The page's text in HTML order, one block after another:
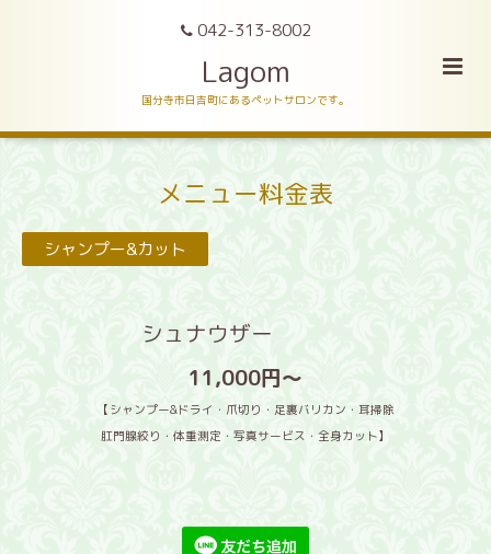
042-313-8002
Lagom
国分寺市日吉町にあるペットサロンです。
メニュー料金表
シャンプー&カット
シュナウザー
11,000円〜
【シャンプー&ドライ・爪切り・足裏バリカン・耳掃除
肛門腺絞り・体重測定・写真サービス・全身カット】